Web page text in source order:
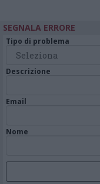
SEGNALA ERRORE
Tipo di problema
Descrizione
Email
Nome